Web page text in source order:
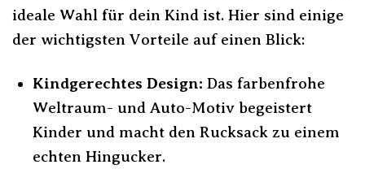
ideale Wahl für dein Kind ist. Hier sind einige
der wichtigsten Vorteile auf einen Blick:
Kindgerechtes Design: Das farbenfrohe
Weltraum- und Auto-Motiv begeistert
Kinder und macht den Rucksack zu einem
echten Hingucker.